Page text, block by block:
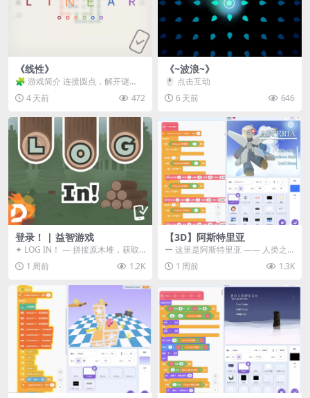
《线性》
🧩 游戏简介 连接圆点，解开谜
题。 ⚠️ 重要提示 所有关卡均可通
关，请确保使用...
4 天前 472
《~波浪~》
🖱️ 点击互动
6 天前
646
登录！ | 益智游戏
✦ LOG IN！ — 拼接原木堆，获取
分数！ ᑕ☲◎ ᑕ☲◎ ᑕ☲◎ ᑕ☲◎ ...
1 周前 1.2K
【3D】阿斯特里亚
ー 这里是阿斯特里亚 —— 人类之
罪与未来希望交汇之地 📖 游戏简
介 《阿斯特里...
1 周前 1.3K